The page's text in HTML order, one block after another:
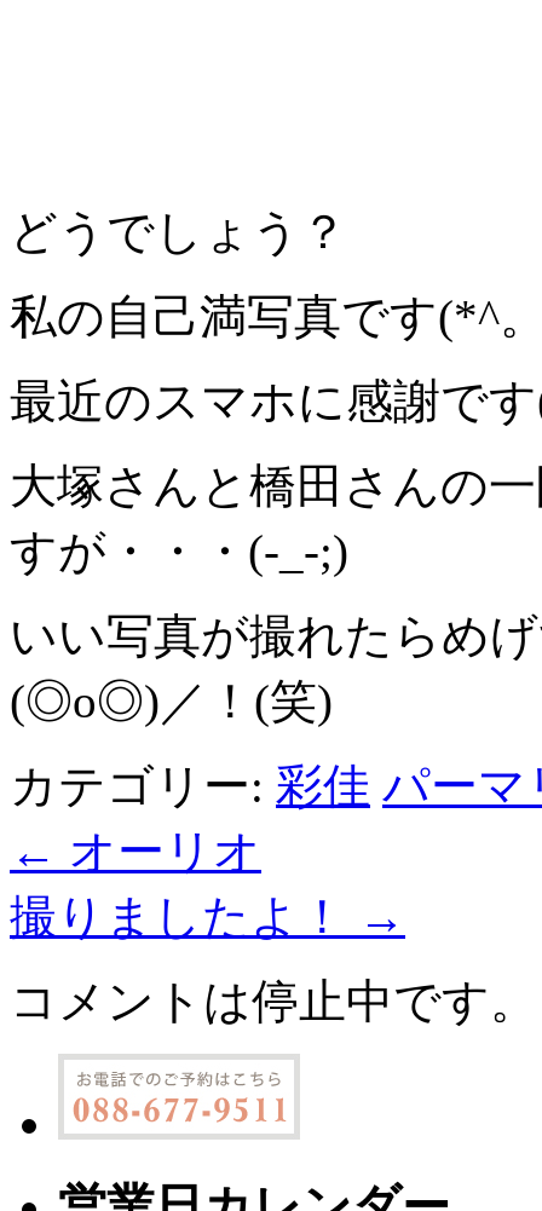
どうでしょう？
私の自己満写真です(*^
最近のスマホに感謝で
大塚さんと橋田さんの
すが・・・(-_-;)
いい写真が撮れたらめ
(◎o◎)／！(笑)
カテゴリー: 彩佳 パーマ
← オーリオ
撮りましたよ！
→
コメントは停止中です。